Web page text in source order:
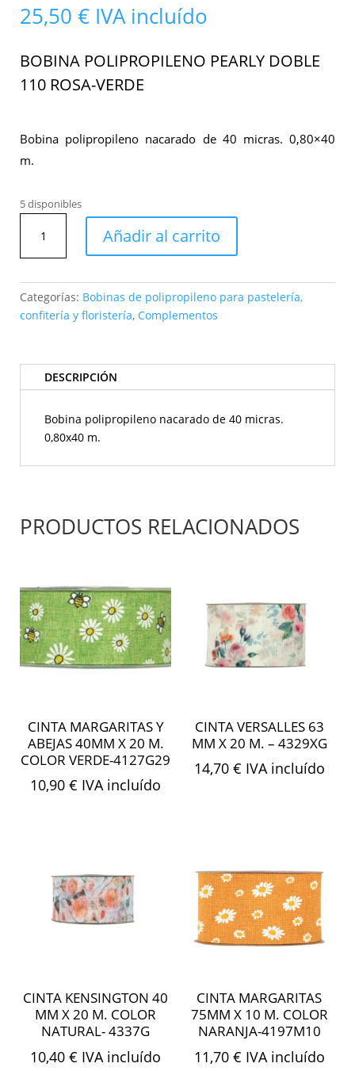
25,50 € IVA incluído
BOBINA POLIPROPILENO PEARLY DOBLE
110 ROSA-VERDE
Bobina polipropileno nacarado de 40 micras. 0,80×40
m.
5 disponibles
polipropileno
Pearly
110
rosa-
Añadir al carrito
Categorías: Bobinas de polipropileno para pastelería,
confitería y floristería, Complementos
DESCRIPCIÓN
Bobina polipropileno nacarado de 40 micras.
0,80x40 m.
PRODUCTOS RELACIONADOS
CINTA MARGARITAS Y
ABEJAS 40MM X 20 M.
COLOR VERDE-4127G29
10,90€ IVA incluído
CINTA VERSALLES 63
MM X 20 M. – 4329XG
14,70 € IVA incluído
CINTA KENSINGTON 40
MM X 20 M. COLOR
NATURAL- 4337G
10,40€ IVA incluído
CINTA MARGARITAS
75MM X 10 M. COLOR
NARANJA-4197M10
11,70 € IVA incluído